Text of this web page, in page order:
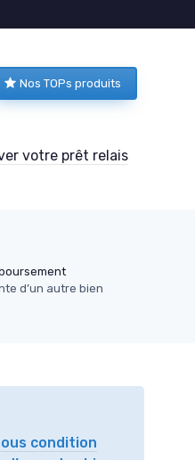
Nos TOPs produits
votre prêt relais
d’un autre bien
condition